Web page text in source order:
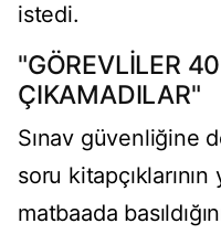
istedi.
"GÖREVLİLER
ÇIKAMADILAR"
Sınav güvenliğine
soru
matbaada